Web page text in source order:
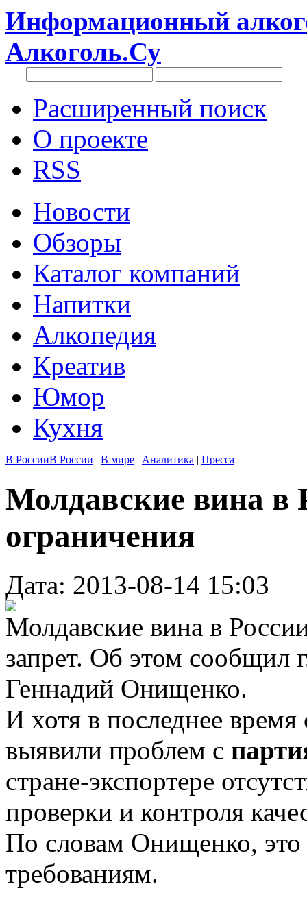
Информационный
Алкоголь.Су
Расширенный поиск
О проекте
RSS
Новости
Обзоры
Каталог компаний
Напитки
Алкопедия
Креатив
Юмор
Кухня
В РоссииВ России | В мире | Аналитика | Пресса
Молдавские вина в
ограничения
Дата: 2013-08-14 15:03
Молдавские вина в
запрет. Об этом сообщил
Геннадий Онищенко.
И хотя в последнее
выявили проблем с
стране-экспортере
проверки и контроля
По словам Онищенко, это
требованиям.